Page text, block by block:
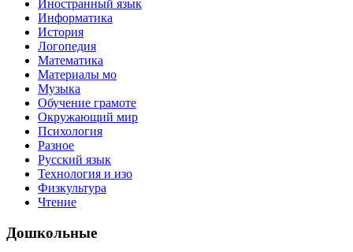
Иностранный язык
Информатика
История
Логопедия
Математика
Материалы мо
Музыка
Обучение грамоте
Окружающий мир
Психология
Разное
Русский язык
Технология и изо
Физкультура
Чтение
Дошкольные